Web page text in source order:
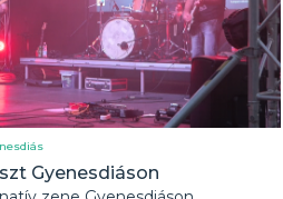
Gyenesdiáson